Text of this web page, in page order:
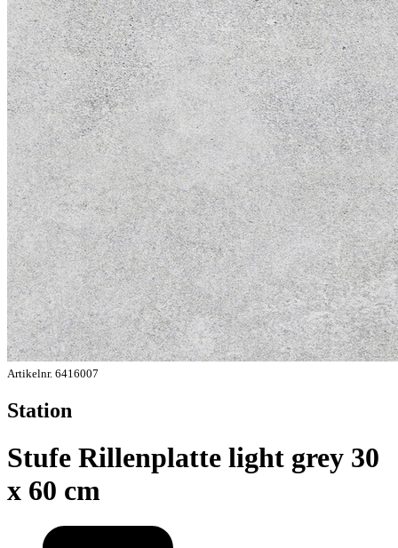
Artikelnr. 6416007
Station
Stufe Rillenplatte light grey 30
x 60 cm